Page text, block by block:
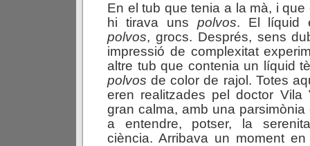
En el tub que tenia a la mà, i
hi tirava uns polvos. El líquid
polvos, grocs. Després, sens
impressió de complexitat
altre tub que contenia un líquid
polvos de color de rajol. Totes
eren realitzades pel doctor Vila
gran calma, amb una
a entendre, potser, la
ciència. Arribava un moment